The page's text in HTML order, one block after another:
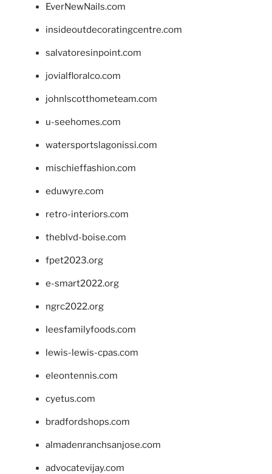
EverNewNails.com
insideoutdecoratingcentre.com
salvatoresinpoint.com
jovialfloralco.com
johnlscotthometeam.com
u-seehomes.com
watersportslagonissi.com
mischieffashion.com
eduwyre.com
retro-interiors.com
theblvd-boise.com
fpet2023.org
e-smart2022.org
ngrc2022.org
leesfamilyfoods.com
lewis-lewis-cpas.com
eleontennis.com
cyetus.com
bradfordshops.com
almadenranchsanjose.com
advocatevijay.com